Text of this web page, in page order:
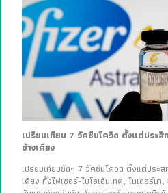
เปรียบเทียบ 7 วัคซีนโควิด ตั้งแต่ประ
ข้างเคียง
เปรียบเทียบชัดๆ 7 วัคซีนโควิด ตั้งแต่ประ
เคียง ทั้งไฟเซอร์-ไบโอเอ็นเทค, โมเดอร์น